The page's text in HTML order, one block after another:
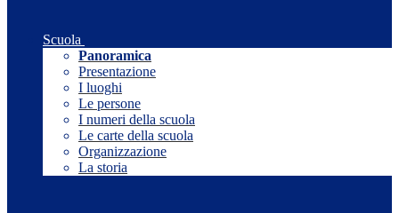
Scuola
Panoramica
Presentazione
I luoghi
Le persone
I numeri della scuola
Le carte della scuola
Organizzazione
La storia